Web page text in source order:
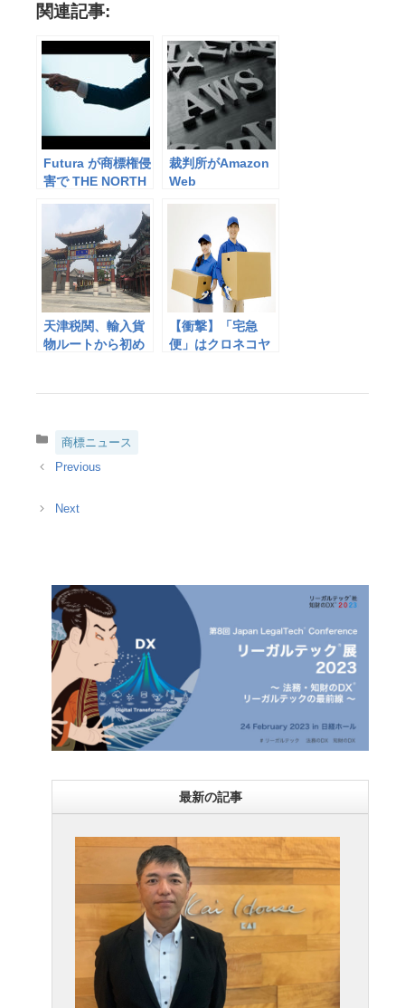
関連記事:
Futura が商標権侵
害で THE NORTH
裁判所がAmazon
Web
ロゴを中国で使用
することを禁止
天津税関、輸入貨
物ルートから初め
【衝撃】「宅急
便」はクロネコヤ
ゃなく実は商品名
カ
ゴ
ー
商標ニュース
最新の記事